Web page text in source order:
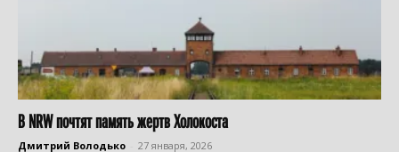
В NRW почтят память жертв Холокоста
Дмитрий Володько 27 января, 2026